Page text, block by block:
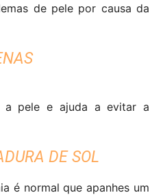
de pele por causa da
a pele e ajuda a evitar a
DE SOL
é normal que apanhes um